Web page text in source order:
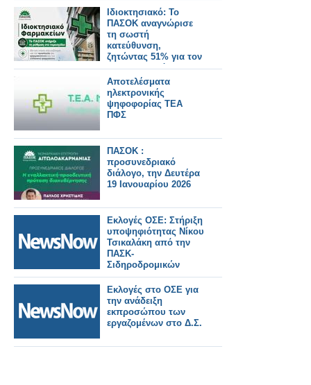
Ιδιοκτησιακό: Το
ΠΑΣΟΚ αναγνώρισε
τη σωστή
κατεύθυνση,
ζητώντας 51% για τον
φαρμακοποιό
Αποτελέσματα
ηλεκτρονικής
ψηφοφορίας ΤΕΑ
ΠΦΣ
ΠΑΣΟΚ :
προσυνεδριακό
διάλογο, την Δευτέρα
19 Ιανουαρίου 2026
Εκλογές ΟΣΕ: Στήριξη
υποψηφιότητας Νίκου
Τσικαλάκη από την
ΠΑΣΚ-
Σιδηροδρομικών
Εκλογές στο ΟΣΕ για
την ανάδειξη
εκπροσώπου των
εργαζομένων στο Δ.Σ.